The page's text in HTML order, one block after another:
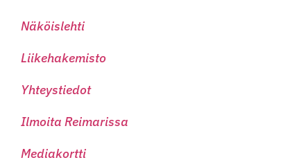
Näköislehti
Liikehakemisto
Yhteystiedot
Ilmoita Reimarissa
Mediakortti